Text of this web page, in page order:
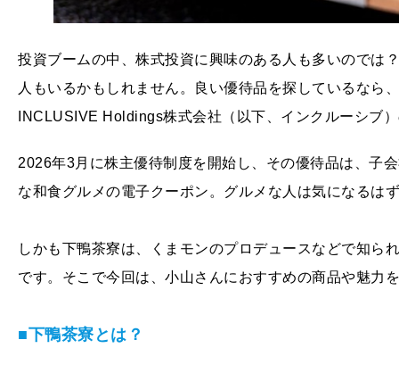
投資ブームの中、株式投資に興味のある人も多いのでは
人もいるかもしれません。良い優待品を探しているなら
INCLUSIVE Holdings株式会社（以下、インクルーシブ
2026年3月に株主優待制度を開始し、その優待品は、子
な和食グルメの電子クーポン。グルメな人は気になるは
しかも下鴨茶寮は、くまモンのプロデュースなどで知ら
です。そこで今回は、小山さんにおすすめの商品や魅力
■下鴨茶寮とは？